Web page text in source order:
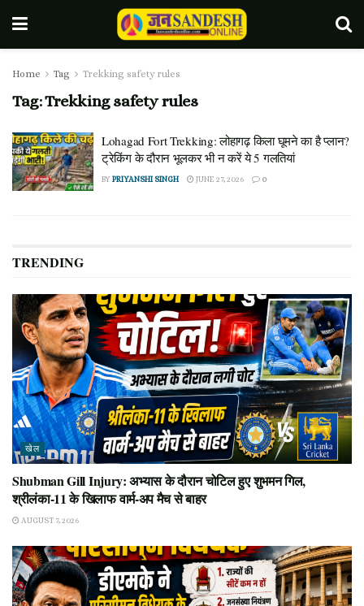
Home Tag Trekking safety rules
Tag:Trekking safety rules
Lohagad Fort Trekking: लोहागढ़ किला घूमने का है प्लान?
ट्रेकिंग के दौरान भूलकर भी न करें ये 5 गलतियां
BYPRIYANSHI SINGH JUNE 27, 2026 0
TRENDING
खेल
Shubman Gill Injury: अभ्यास के दौरान चोटिल हुए शुभमन गिल,
श्रीलंका-11 के खिलाफ वार्म-अप मैच से बाहर
AUGUST 7, 2026